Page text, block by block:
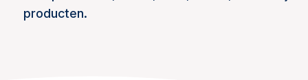
producten.